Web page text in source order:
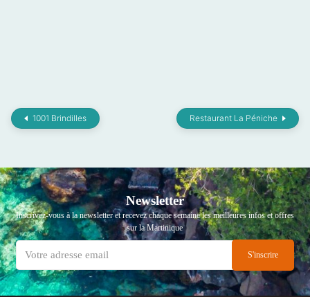
1001 Brindilles Restaurant La Péniche
Newsletter
Inscrivez-vous à la newsletter et recevez chaque semaine les meilleures infos et offres
sur la Martinique